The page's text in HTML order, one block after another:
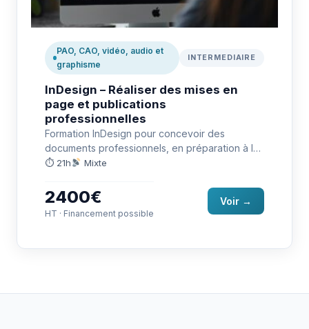
PAO, CAO, vidéo, audio et
graphisme
INTERMEDIAIRE
InDesign – Réaliser des mises en
page et publications
professionnelles
Formation InDesign pour concevoir des
documents professionnels, en préparation à la
certification TOSA RS6957.
⏱ 21h Mixte
2400€
HT · Financement possible
Voir →